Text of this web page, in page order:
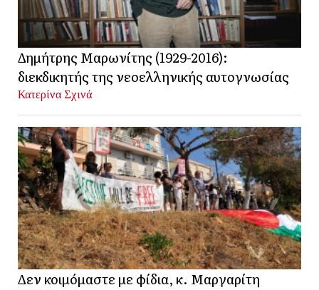
Δημήτρης Μαρωνίτης (1929-2016):
διεκδικητής της νεοελληνικής αυτογνωσίας
Κατερίνα Σχινά
Δεν κοιμόμαστε με φίδια, κ. Μαργαρίτη